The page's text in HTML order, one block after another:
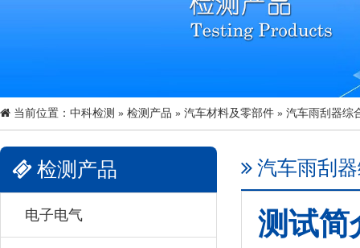
当前位置： 中科检测 » 检测产品 » 汽车材料及零部件 » 汽车雨刮器综
检测产品
电子电气
汽车雨刮
测试简